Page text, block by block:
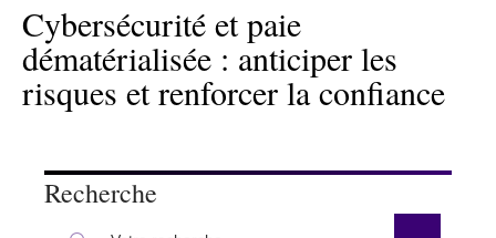
Cybersécurité et paie
dématérialisée : anticiper les
risques et renforcer la confiance
Recherche